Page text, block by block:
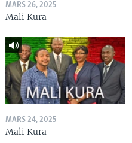
MARS 26, 2025
Mali Kura
MARS 24, 2025
Mali Kura